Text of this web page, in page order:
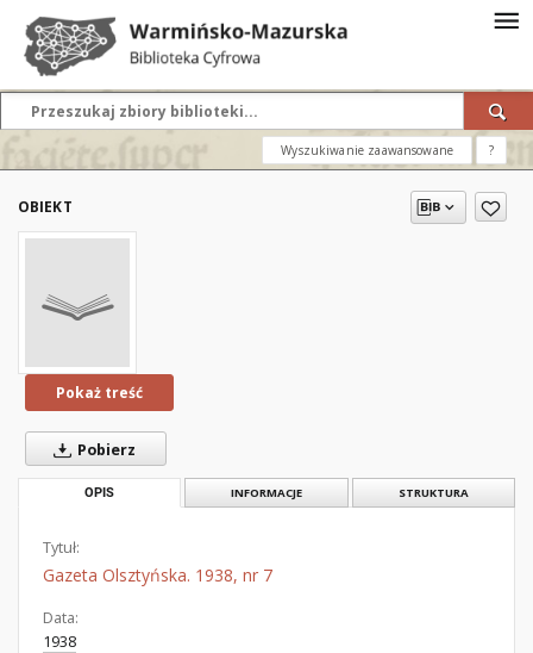
Wyszukiwanie zaawansowane ?
OBIEKT
Pokaż treść
Pobierz
OPIS INFORMACJE STRUKTURA
Tytuł:
Gazeta Olsztyńska. 1938, nr 7
Data:
1938